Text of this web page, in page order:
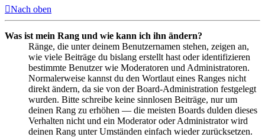
Nach oben
Was ist mein Rang und wie kann ich ihn ändern?
Ränge, die unter deinem Benutzernamen stehen, zeigen an,
wie viele Beiträge du bislang erstellt hast oder identifizieren
bestimmte Benutzer wie Moderatoren und Administratoren.
Normalerweise kannst du den Wortlaut eines Ranges nicht
direkt ändern, da sie von der Board-Administration festgelegt
wurden. Bitte schreibe keine sinnlosen Beiträge, nur um
deinen Rang zu erhöhen — die meisten Boards dulden dieses
Verhalten nicht und ein Moderator oder Administrator wird
deinen Rang unter Umständen einfach wieder zurücksetzen.